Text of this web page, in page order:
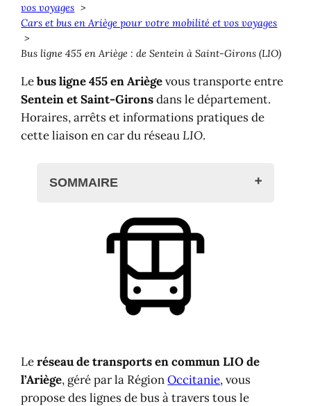
vos voyages
Cars et bus en Ariège pour votre mobilité et vos voyages
Bus ligne 455 en Ariège : de Sentein à Saint-Girons (LIO)
Lebus ligne 455 en Ariègevous transporte entre
Sentein et Saint-Gironsdans le département.
Horaires, arrêts et informations pratiques de
cette liaison en car du réseauLIO.
SOMMAIRE
Bus ligne 455 en Ariège
Arrêts de la ligne 455 LIO
Correspondances et autres lignes
Trains et gares
Leréseau de transports en commun LIO de
l’Ariège, géré par la RégionOccitanie, vous
propose des lignes de bus à travers tous le